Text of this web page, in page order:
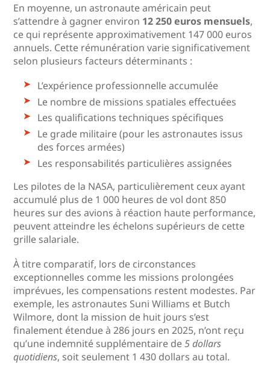
En moyenne, un astronaute américain peut
s’attendre à gagner environ 12 250 euros mensuels,
ce qui représente approximativement 147 000 euros
annuels. Cette rémunération varie significativement
selon plusieurs facteurs déterminants :
L’expérience professionnelle accumulée
Le nombre de missions spatiales effectuées
Les qualifications techniques spécifiques
Le grade militaire (pour les astronautes issus
des forces armées)
Les responsabilités particulières assignées
Les pilotes de la NASA, particulièrement ceux ayant
accumulé plus de 1 000 heures de vol dont 850
heures sur des avions à réaction haute performance,
peuvent atteindre les échelons supérieurs de cette
grille salariale.
À titre comparatif, lors de circonstances
exceptionnelles comme les missions prolongées
imprévues, les compensations restent modestes. Par
exemple, les astronautes Suni Williams et Butch
Wilmore, dont la mission de huit jours s’est
finalement étendue à 286 jours en 2025, n’ont reçu
qu’une indemnité supplémentaire de5 dollars
quotidiens, soit seulement 1 430 dollars au total.